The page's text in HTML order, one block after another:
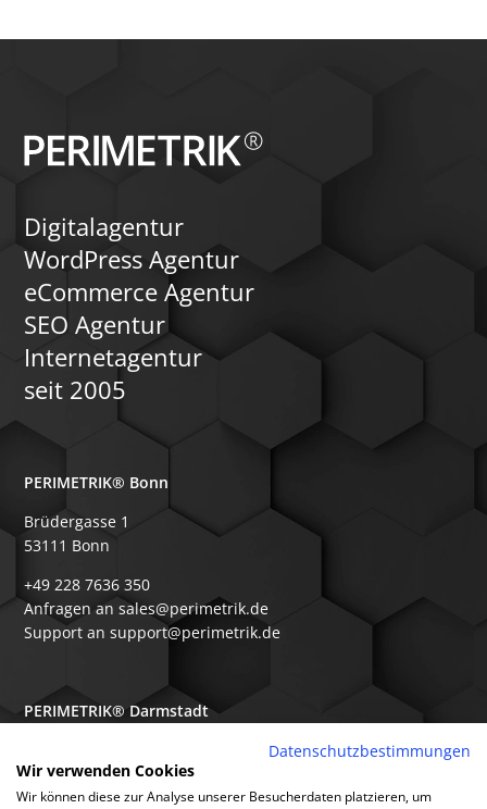
Digitalagentur
WordPress Agentur
eCommerce Agentur
SEO Agentur
Internetagentur
seit 2005
PERIMETRIK® Bonn
Brüdergasse 1
53111 Bonn
+49 228 7636 350
Anfragen an sales@perimetrik.de
Support an support@perimetrik.de
PERIMETRIK® Darmstadt
64367 Mühltal
Datenschutzbestimmungen
Wir verwenden Cookies
Wir können diese zur Analyse unserer Besucherdaten platzieren, um